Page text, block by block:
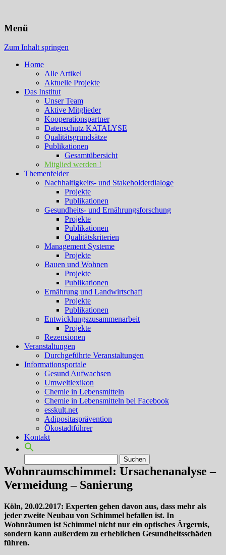
KATALYSE Institut
Menü
Zum Inhalt springen
Home
Alle Artikel
Aktuelle Projekte
Das Institut
Unser Team
Aktive Mitglieder
Kooperationspartner
Datenschutz KATALYSE
Qualitätsgrundsätze
Publikationen
Gesamtübersicht
Mitglied werden !
Themenfelder
Nachhaltigkeits- und Stakeholderdialoge
Projekte
Publikationen
Gesundheits- und Ernährungsforschung
Projekte
Publikationen
Qualitätskriterien
Management Systeme
Projekte
Bauen und Wohnen
Projekte
Publikationen
Ernährung und Landwirtschaft
Projekte
Publikationen
Entwicklungszusammenarbeit
Projekte
Rezensionen
Veranstaltungen
Durchgeführte Veranstaltungen
Informationsportale
Gesund Aufwachsen
Umweltlexikon
Chemie in Lebensmitteln
Chemie in Lebensmitteln bei Facebook
esskult.net
Adipositasprävention
Ökostadtführer
Kontakt
nach:
Wohnraumschimmel: Ursachenanalyse –
Vermeidung – Sanierung
Köln, 20.02.2017: Experten gehen davon aus, dass mehr als
jeder zweite Neubau von Schimmel befallen ist. In
Wohnräumen ist Schimmel nicht nur ein optisches Ärgernis,
sondern kann außerdem zu erheblichen Gesundheitsschäden
führen.